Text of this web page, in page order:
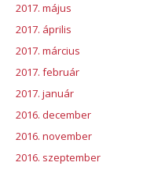
2017. május
2017. április
2017. március
2017. február
2017. január
2016. december
2016. november
2016. szeptember